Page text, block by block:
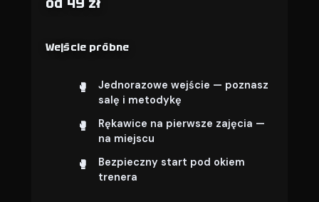
Wejście próbne
Jednorazowe wejście — poznasz
salę i metodykę
Rękawice na pierwsze zajęcia —
na miejscu
Bezpieczny start pod okiem
trenera